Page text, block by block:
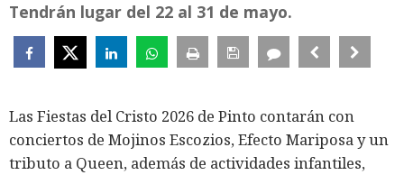
Tendrán lugar del 22 al 31 de mayo.
Las Fiestas del Cristo 2026 de Pinto contarán con
conciertos de Mojinos Escozios, Efecto Mariposa y un
tributo a Queen, además de actividades infantiles,